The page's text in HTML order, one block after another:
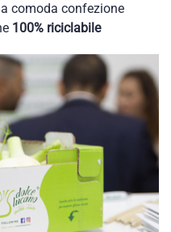
comoda confezione
100% riciclabile